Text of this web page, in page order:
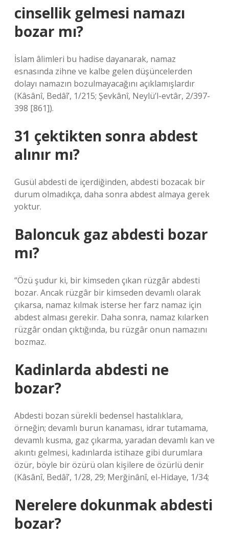
cinsellik gelmesi namazı
bozar mı?
İslam âlimleri bu hadise dayanarak, namaz
esnasında zihne ve kalbe gelen düşüncelerden
dolayı namazın bozulmayacağını açıklamışlardır
(Kâsânî, Bedâî’, 1/215; Şevkânî, Neylü’l-evtâr, 2/397-
398 [861]).
31 çektikten sonra abdest
alınır mı?
Gusül abdesti de içerdiğinden, abdesti bozacak bir
durum olmadıkça, daha sonra abdest almaya gerek
yoktur.
Baloncuk gaz abdesti bozar
mı?
“Özü şudur ki, bir kimseden çıkan rüzgâr abdesti
bozar. Ancak rüzgâr bir kimseden devamlı olarak
çıkarsa, namaz kılmak isterse her farz namaz için
abdest alması gerekir. Daha sonra, namaz kılarken
rüzgâr ondan çıktığında, bu rüzgâr onun namazını
bozmaz.
Kadinlarda abdesti ne
bozar?
Abdesti bozan sürekli bedensel hastalıklara,
örneğin; devamlı burun kanaması, idrar tutamama,
devamlı kusma, gaz çıkarma, yaradan devamlı kan ve
akıntı gelmesi, kadınlarda istihaze gibi durumlara
özür, böyle bir özürü olan kişilere de özürlü denir
(Kâsânî, Bedâî’, 1/28, 29; Merğinânî, el-Hidaye, 1/34;
Nerelere dokunmak abdesti
bozar?